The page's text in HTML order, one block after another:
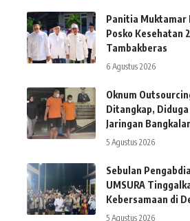
Panitia Muktamar
Posko Kesehatan
Tambakberas
6 Agustus 2026
Oknum
Ditangkap, Diduga
Jaringan
5 Agustus 2026
Sebulan
UMSURA
Kebersamaan di
5 Agustus 2026